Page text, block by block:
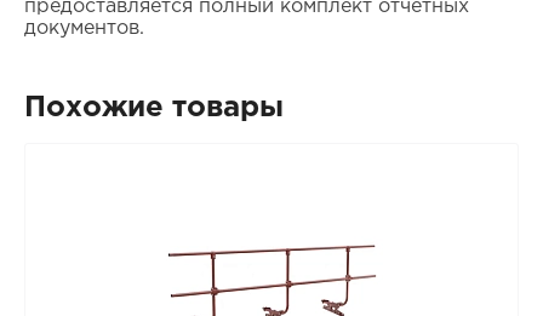
предоставляется полный комплект отчетных
документов.
Похожие товары